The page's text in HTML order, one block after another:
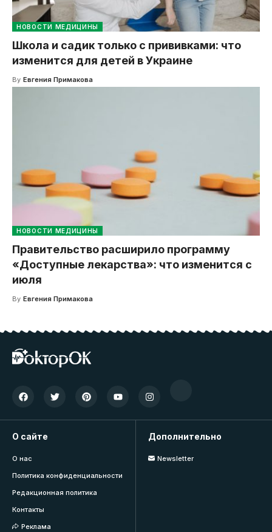
НОВОСТИ МЕДИЦИНЫ
Школа и садик только с прививками: что
изменится для детей в Украине
By Евгения Примакова
НОВОСТИ МЕДИЦИНЫ
Правительство расширило программу
«Доступные лекарства»: что изменится с
июля
By Евгения Примакова
О сайте
О нас
Политика конфиденциальности
Редакционная политика
Контакты
Реклама
Дополнительно
Newsletter